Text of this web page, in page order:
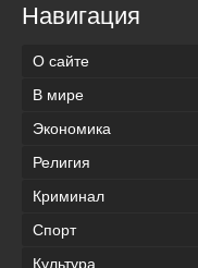
Навигация
О сайте
В мире
Экономика
Религия
Криминал
Спорт
Культура